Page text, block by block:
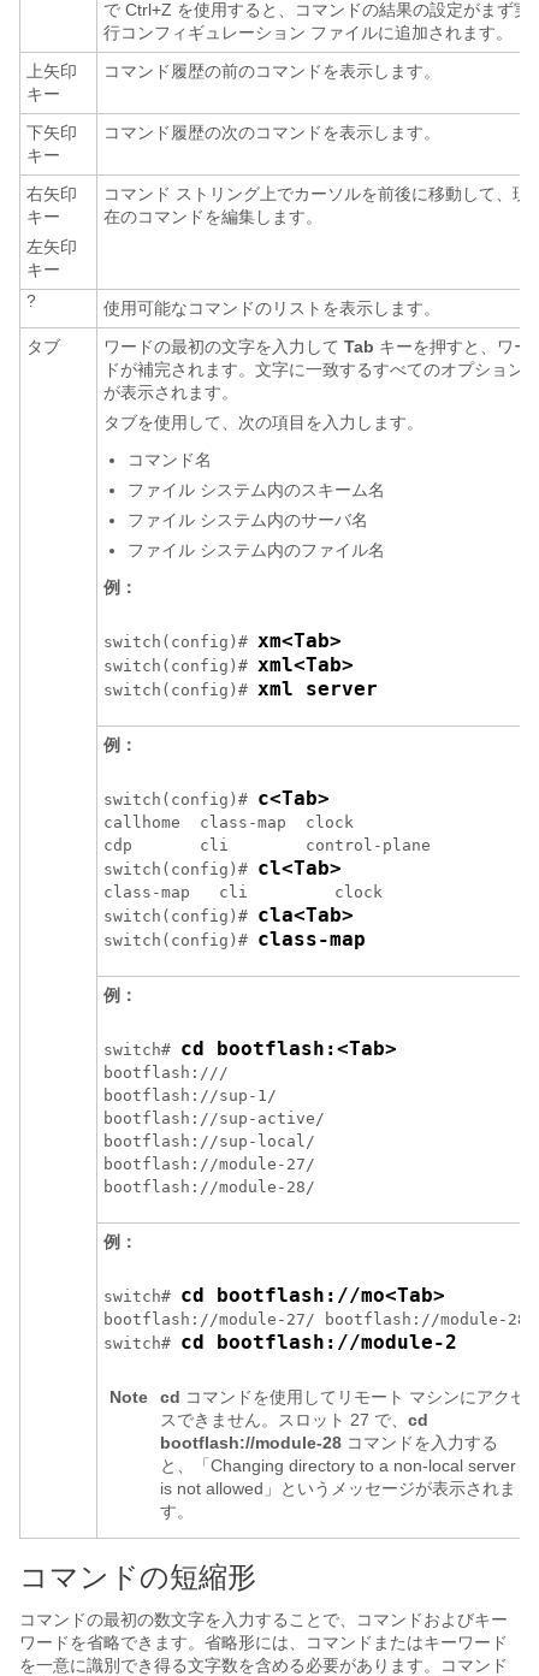
で Ctrl+Z を使用すると、コマンドの結果の設定がまず実
行コンフィギュレーション ファイルに追加されます。
上矢印
キー
コマンド履歴の前のコマンドを表示します。
下矢印
キー
コマンド履歴の次のコマンドを表示します。
右矢印
キー
左矢印
キー
コマンド ストリング上でカーソルを前後に移動して、現
在のコマンドを編集します。
?
使用可能なコマンドのリストを表示します。
タブ
ワードの最初の文字を入力して Tab キーを押すと、ワー
ドが補完されます。文字に一致するすべてのオプション
が表示されます。
タブを使用して、次の項目を入力します。
コマンド名
ファイル システム内のスキーム名
ファイル システム内のサーバ名
ファイル システム内のファイル名
例：
switch(config)# xm<Tab>
switch(config)# xml<Tab>
switch(config)# xml server
例：
switch(config)# c<Tab>
callhome  class-map  clock
cdp       cli        control-plane
switch(config)# cl<Tab>
class-map   cli         clock
switch(config)# cla<Tab>
switch(config)# class-map
例：
switch# cd bootflash:<Tab>
bootflash:///
bootflash://sup-1/
bootflash://sup-active/
bootflash://sup-local/
bootflash://module-27/
例：
switch# cd bootflash://mo<Tab>
bootflash://module-27/ bootflash://module-28/
switch# cd bootflash://module-2
Note cd コマンドを使用してリモート マシンにアクセ
スできません。スロット 27 で、 cd
bootflash://module-28 コマンドを入力する
と、「Changing directory to a non-local server
is not allowed」というメッセージが表示されま
す。
コマンドの短縮形
コマンドの最初の数文字を入力することで、コマンドおよびキー
ワードを省略できます。省略形には、コマンドまたはキーワード
を一意に識別でき得る文字数を含める必要があります。コマンド